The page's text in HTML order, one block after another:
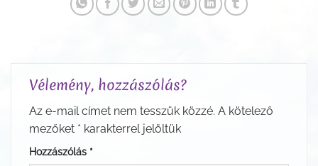
Vélemény, hozzászólás?
Az e-mail címet nem tesszük közzé. A kötelező
mezőket * karakterrel jelöltük
Hozzászólás *